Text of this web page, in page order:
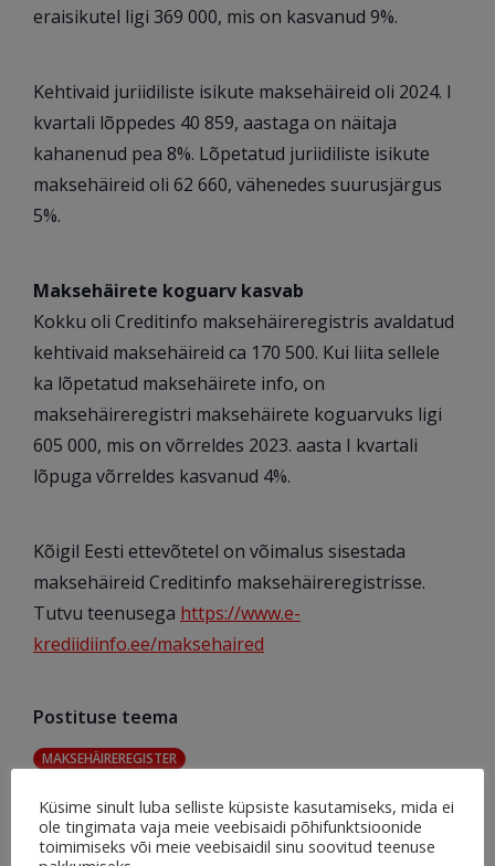
eraisikutel ligi 369 000, mis on kasvanud 9%.
Kehtivaid juriidiliste isikute maksehäireid oli 2024. I
kvartali lõppedes 40 859, aastaga on näitaja
kahanenud pea 8%. Lõpetatud juriidiliste isikute
maksehäireid oli 62 660, vähenedes suurusjärgus
5%.
Maksehäirete koguarv kasvab
Kokku oli Creditinfo maksehäireregistris avaldatud
kehtivaid maksehäireid ca 170 500. Kui liita sellele
ka lõpetatud maksehäirete info, on
maksehäireregistri maksehäirete koguarvuks ligi
605 000, mis on võrreldes 2023. aasta I kvartali
lõpuga võrreldes kasvanud 4%.
Kõigil Eesti ettevõtetel on võimalus sisestada
maksehäireid Creditinfo maksehäireregistrisse.
Tutvu teenusega https://www.e-
krediidiinfo.ee/maksehaired
Postituse teema
MAKSEHÄIREREGISTER
Viimased postitused sel teemal
Küsime sinult luba selliste küpsiste kasutamiseks, mida ei
ole tingimata vaja meie veebisaidi põhifunktsioonide
toimimiseks või meie veebisaidil sinu soovitud teenuse